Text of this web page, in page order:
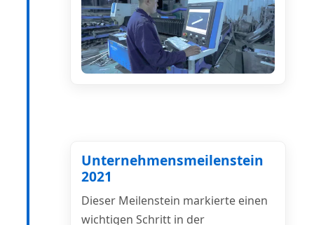
Unternehmensmeilenstein
2021
Dieser Meilenstein markierte einen
wichtigen Schritt in der